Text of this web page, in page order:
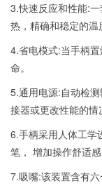
3.快速反应和性能:
热，精确和稳定的温
4.省电模式:当手柄
命。
5.通用电源:自动检
接器或更改性能的情
6.手柄采用人体工学
笔， 增加操作舒适感
7.吸嘴:该装置含有